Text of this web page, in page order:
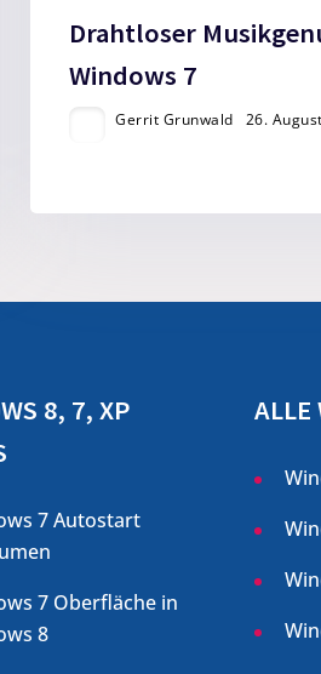
Drahtloser
Windows 7
Gerrit Grunwald 26.
8, 7, XP
7 Autostart
7 Oberfläche in
8
ALLE